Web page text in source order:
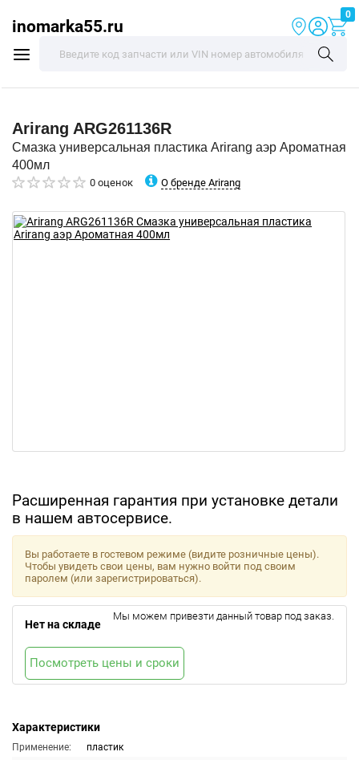
inomarka55.ru
0
Arirang ARG261136R
Смазка универсальная пластика Arirang аэр Ароматная
400мл
0 оценок О бренде Arirang
Расширенная гарантия при установке детали
в нашем автосервисе.
Характеристики
Применение:
пластик
Вы работаете в гостевом режиме (видите розничные цены).
Чтобы увидеть свои цены, вам нужно войти под своим
паролем (или зарегистрироваться).
Нет на складе
Мы можем привезти данный товар под заказ.
Посмотреть цены и сроки